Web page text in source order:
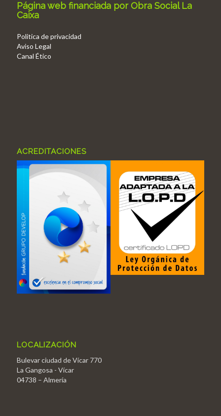
Página web financiada por Obra Social La
Caixa
Politica de privacidad
Aviso Legal
Canal Ético
ACREDITACIONES
LOCALIZACIÓN
Bulevar ciudad de Vícar 770
La Gangosa - Vícar
04738 – Almería